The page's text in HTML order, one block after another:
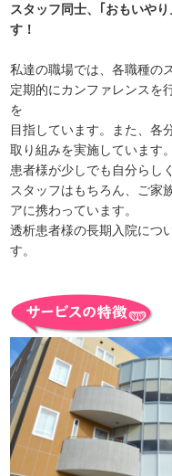
スタッフ同士、｢おもいや
す！
私達の職場では、各職種の
定期的にカンファレンスを
を
目指しています。また、各
取り組みを実施しています。
患者様が少しでも自分らし
スタッフはもちろん、ご家
アに携わっています。
透析患者様の長期入院につ
す。